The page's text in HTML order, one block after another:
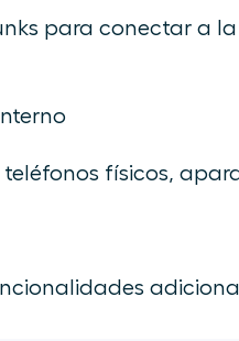
para conectar a
teléfonos físicos,